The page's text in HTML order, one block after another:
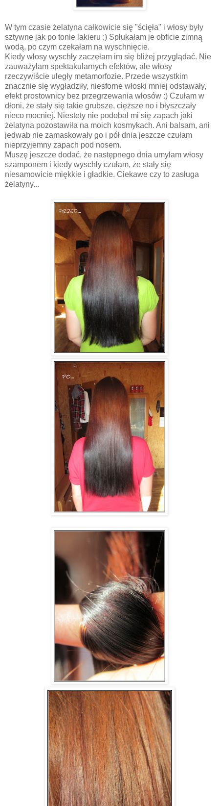
W tym czasie żelatyna całkowicie się "ścięła" i włosy były
sztywne jak po tonie lakieru :) Spłukałam je obficie zimną
wodą, po czym czekałam na wyschnięcie.
Kiedy włosy wyschły zaczęłam im się bliżej przyglądać. Nie
zauważyłam spektakularnych efektów, ale włosy
rzeczywiście uległy metamorfozie. Przede wszystkim
znacznie się wygładziły, niesforne włoski mniej odstawały,
efekt prostownicy bez przegrzewania włosów :) Czułam w
dłoni, że stały się takie grubsze, cięższe no i błyszczały
nieco mocniej. Niestety nie podobał mi się zapach jaki
żelatyna pozostawiła na moich kosmykach. Ani balsam, ani
jedwab nie zamaskowały go i pół dnia jeszcze czułam
nieprzyjemny zapach pod nosem.
Muszę jeszcze dodać, że następnego dnia umyłam włosy
szamponem i kiedy wyschły czułam, że stały się
niesamowicie miękkie i gładkie. Ciekawe czy to zasługa
żelatyny...